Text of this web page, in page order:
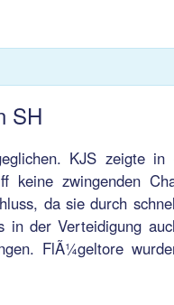
SH
KJS zeigte
keine zwingenden
da sie durch
der Verteidigung
FlÃ¼geltore